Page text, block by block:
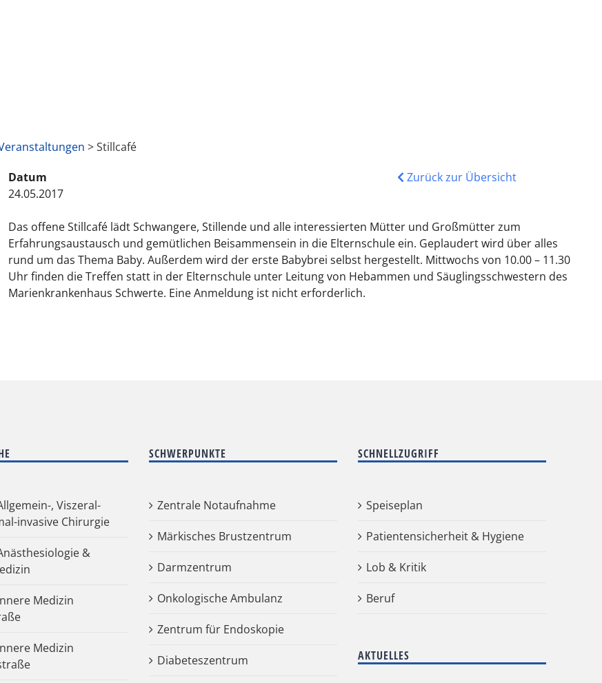
> Stillcafé
Datum
24.05.2017
Zurück zur Übersicht
Das offene Stillcafé lädt Schwangere, Stillende und alle interessierten Mütter und Großmütter zum
Erfahrungsaustausch und gemütlichen Beisammensein in die Elternschule ein. Geplaudert wird über alles
rund um das Thema Baby. Außerdem wird der erste Babybrei selbst hergestellt. Mittwochs von 10.00 – 11.30
Uhr finden die Treffen statt in der Elternschule unter Leitung von Hebammen und Säuglingsschwestern des
Marienkrankenhaus Schwerte. Eine Anmeldung ist nicht erforderlich.
, Viszeral-
invasive Chirurgie
&
Medizin
Medizin
SCHWERPUNKTE
Zentrale Notaufnahme
Märkisches Brustzentrum
Darmzentrum
Onkologische Ambulanz
Zentrum für Endoskopie
Diabeteszentrum
SCHNELLZUGRIFF
Speiseplan
Patientensicherheit & Hygiene
Lob & Kritik
Beruf
AKTUELLES